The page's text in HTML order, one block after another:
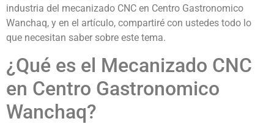
industria del mecanizado CNC en Centro Gastronomico
Wanchaq, y en el artículo, compartiré con ustedes todo lo
que necesitan saber sobre este tema.
¿Qué es el Mecanizado CNC
en Centro Gastronomico
Wanchaq?